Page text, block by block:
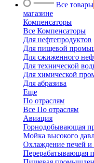
Все товары
магазине
Компенсаторы
Все Компенсаторы
Для нефтепродуктов
Для пищевой
Для сжиженного
Для технической
Для химической
Для абразива
Еще
По отраслям
Все По отраслям
Авиация
Горнодобывающая
Мойка высокого
Охлаждение печей и
Перерабатывающая